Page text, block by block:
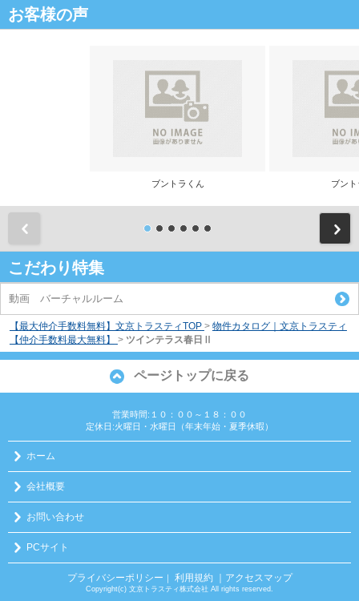
お客様の声
ブントラくん ブン
こだわり特集
動画 バーチャルルーム
【最大仲介手数料無料】文京トラスティTOP > 物件カタログ｜文京トラスティ
【仲介手数料最大無料】
> ツインテラス春日Ⅱ
ページトップに戻る
営業時間:１０：００～１８：００
定休日:火曜日・水曜日（年末年始・夏季休暇）
ホーム
会社概要
お問い合わせ
PCサイト
プライバシーポリシー 利用規約 ｜アクセスマップ
Copyright(c) 文京トラスティ株式会社 All rights reserved.